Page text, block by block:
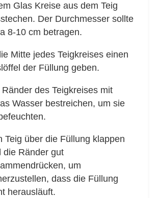
Glas Kreise aus dem Teig
Der Durchmesser sollte
8-10 cm betragen.
Mitte jedes Teigkreises einen
der Füllung geben.
Ränder des Teigkreises mit
Wasser bestreichen, um sie
Teig über die Füllung klappen
die Ränder gut
um
dass die Füllung
herausläuft.